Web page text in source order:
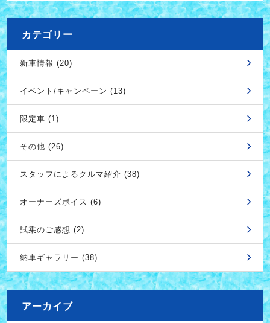
カテゴリー
新車情報 (20)
イベント/キャンペーン (13)
限定車 (1)
その他 (26)
スタッフによるクルマ紹介 (38)
オーナーズボイス (6)
試乗のご感想 (2)
納車ギャラリー (38)
アーカイブ